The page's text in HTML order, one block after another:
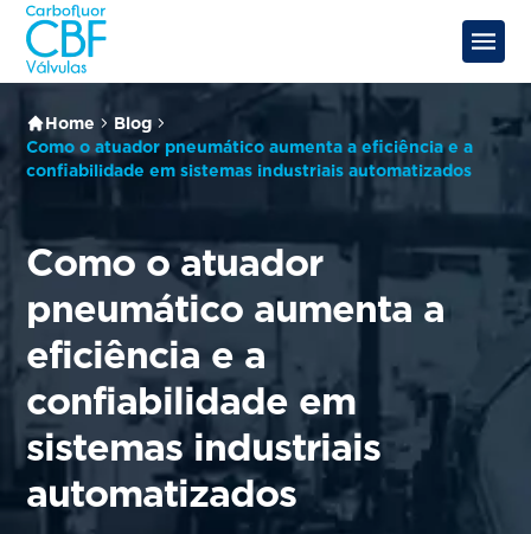
Home
Blog
Como o atuador pneumático aumenta a eficiência e a
confiabilidade em sistemas industriais automatizados
Como o atuador
pneumático aumenta a
eficiência e a
confiabilidade em
sistemas industriais
automatizados